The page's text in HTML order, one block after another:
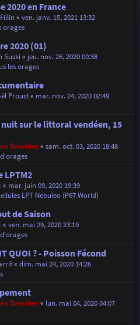
2020 en France
« ven. janv. 15, 2021 13:32
orages
2020 (01)
Suski« jeu. nov. 26, 2020 00:38
les orages
Proust« mar. nov. 24, 2020 02:49
sur le littoral vendéen, 15
Brochier« sam. oct. 03, 2020 18:48
LPTM2
« mar. juin 09, 2020 19:39
LPT Nebuleo (P67 World)
de Saison
« ven. mai 29, 2020 23:19
QUOI ? - Poisson Fécond
« dim. mai 24, 2020 14:26
Brochier« lun. mai 04, 2020 04:07